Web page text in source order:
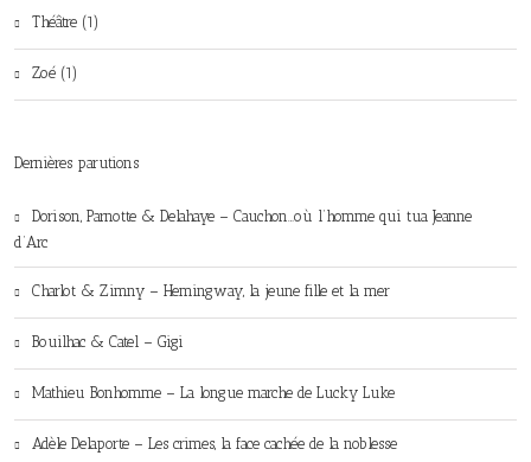
Théâtre (1)
Zoé (1)
Dernières parutions
Dorison, Parnotte & Delahaye – Cauchon…où l’homme qui tua Jeanne
d’Arc
Charlot & Zimny – Hemingway, la jeune fille et la mer
Bouilhac & Catel – Gigi
Mathieu Bonhomme – La longue marche de Lucky Luke
Adèle Delaporte – Les crimes, la face cachée de la noblesse